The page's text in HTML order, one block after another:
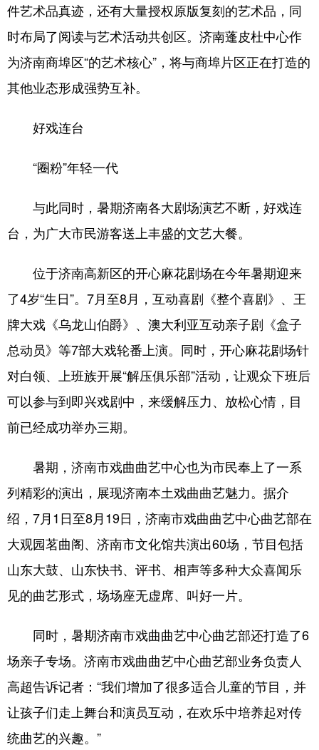
健康 微视齐鲁
多语种频道
English Español
Русский язык
件艺术品真迹，还有大量授权原版复刻的艺术品，同
时布局了阅读与艺术活动共创区。济南蓬皮杜中心作
为济南商埠区“的艺术核心”，将与商埠片区正在打造的
其他业态形成强势互补。
好戏连台
“圈粉”年轻一代
与此同时，暑期济南各大剧场演艺不断，好戏连
台，为广大市民游客送上丰盛的文艺大餐。
位于济南高新区的开心麻花剧场在今年暑期迎来
了4岁“生日”。7月至8月，互动喜剧《整个喜剧》、王
牌大戏《乌龙山伯爵》、澳大利亚互动亲子剧《盒子
总动员》等7部大戏轮番上演。同时，开心麻花剧场针
对白领、上班族开展“解压俱乐部”活动，让观众下班后
可以参与到即兴戏剧中，来缓解压力、放松心情，目
前已经成功举办三期。
暑期，济南市戏曲曲艺中心也为市民奉上了一系
列精彩的演出，展现济南本土戏曲曲艺魅力。据介
绍，7月1日至8月19日，济南市戏曲曲艺中心曲艺部在
大观园茗曲阁、济南市文化馆共演出60场，节目包括
山东大鼓、山东快书、评书、相声等多种大众喜闻乐
见的曲艺形式，场场座无虚席、叫好一片。
同时，暑期济南市戏曲曲艺中心曲艺部还打造了6
场亲子专场。济南市戏曲曲艺中心曲艺部业务负责人
高超告诉记者：“我们增加了很多适合儿童的节目，并
让孩子们走上舞台和演员互动，在欢乐中培养起对传
统曲艺的兴趣。”